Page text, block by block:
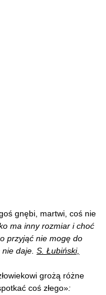
gnębi, martwi, coś nie
ma inny rozmiar i choć
przyjąć nie mogę do
daje. S. Łubiński,
grożą różne
coś złego»: